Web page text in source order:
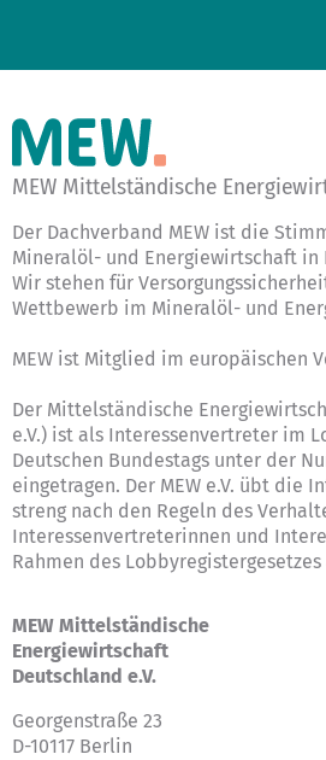
MEW Mittelständische
Der Dachverband MEW ist die
Mineralöl- und Energiewirtschaft in
Wir stehen für
Wettbewerb im Mineralöl- und
MEW ist Mitglied im europäischen
Der Mittelständische
e.V.) ist als Interessenvertreter im
Deutschen Bundestags unter der
eingetragen. Der MEW e.V. übt die
streng nach den Regeln des
Interessenvertreterinnen und
Rahmen des Lobbyregistergesetzes
MEW Mittelständische
Energiewirtschaft
Deutschland e.V.
Georgenstraße 23
D-10117 Berlin